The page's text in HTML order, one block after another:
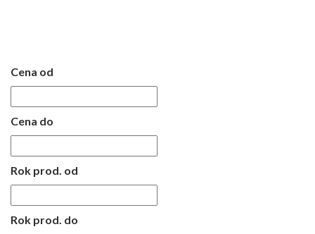
Cena od
Cena do
Rok prod. od
Rok prod. do